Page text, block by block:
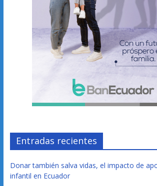
Entradas recientes
Donar también salva vidas, el impacto de
infantil en Ecuador